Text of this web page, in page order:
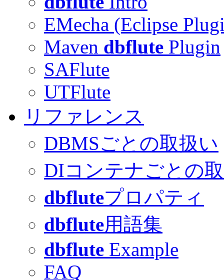
EMecha (Eclipse
Maven dbflute Plugin
SAFlute
UTFlute
リファレンス
DBMSごとの取扱い
DIコンテナごとの
dbfluteプロパティ
dbflute用語集
dbflute Example
FAQ